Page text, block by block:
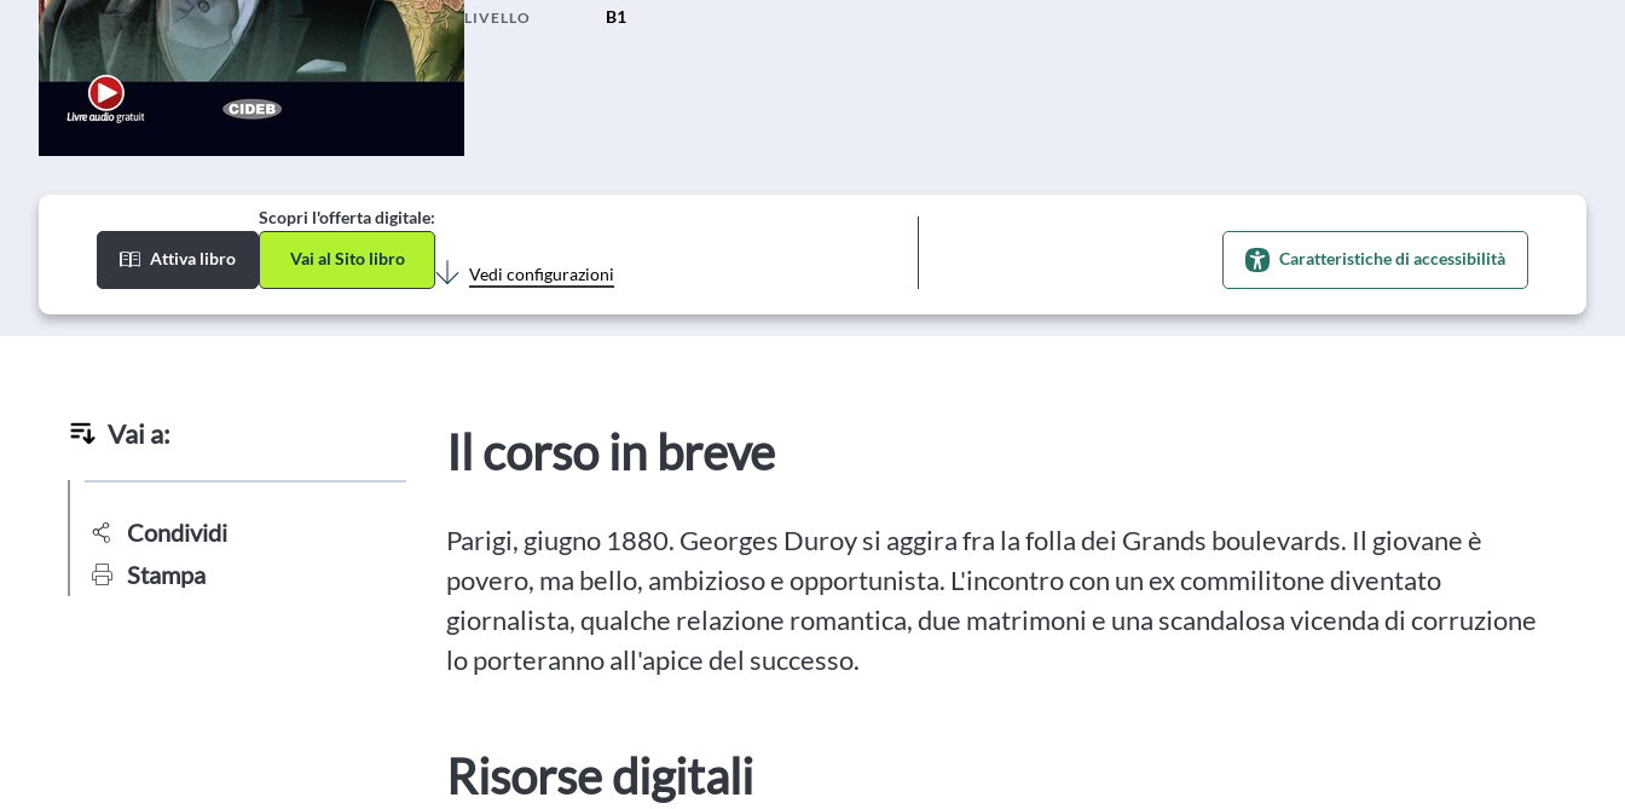
LIVELLO B1
Attiva libro
Scopri l'offerta digitale:
Vai al Sito libro
Vedi configurazioni
Caratteristiche di accessibilità
Vai a:
Condividi
Stampa
Il corso in breve
Parigi, giugno 1880. Georges Duroy si aggira fra la folla dei Grands boulevards. Il giovane è
povero, ma bello, ambizioso e opportunista. L'incontro con un ex commilitone diventato
giornalista, qualche relazione romantica, due matrimoni e una scandalosa vicenda di corruzione
lo porteranno all'apice del successo.
Risorse digitali